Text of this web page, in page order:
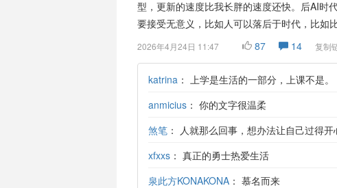
型，更新的速度比我长胖的速度还快。后AI时
要接受无意义，比如人可以落后于时代，比如比
2026年4月24日 11:47 87 14 复制
katrina： 上学是生活的一部分，上课不是。
anmicius： 你的文字很温柔
煞笔： 人就那么回事，想办法让自己过得开
xfxxs： 真正的勇士热爱生活
泉此方KONAKONA： 慕名而来